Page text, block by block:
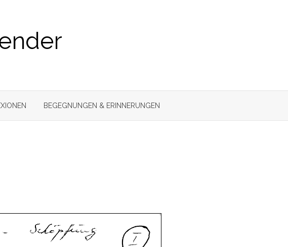
BEGEGNUNGEN & ERINNERUNGEN